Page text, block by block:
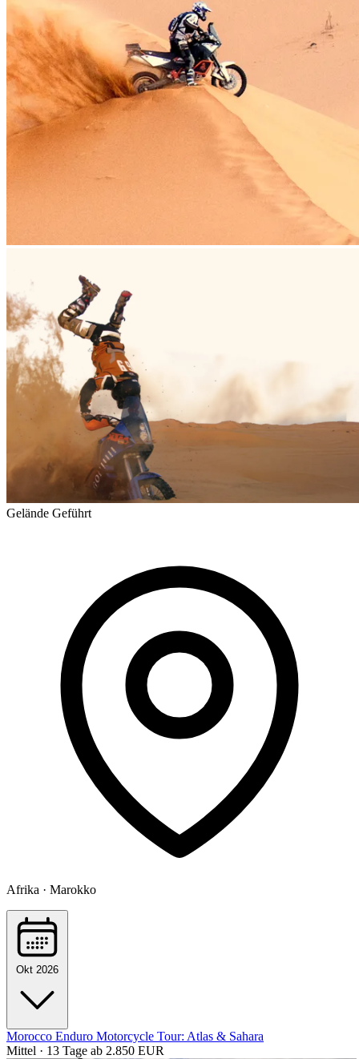
Gelände Geführt
Afrika · Marokko
Okt 2026
Morocco Enduro Motorcycle Tour: Atlas & Sahara
Mittel · 13 Tage ab 2.850 EUR